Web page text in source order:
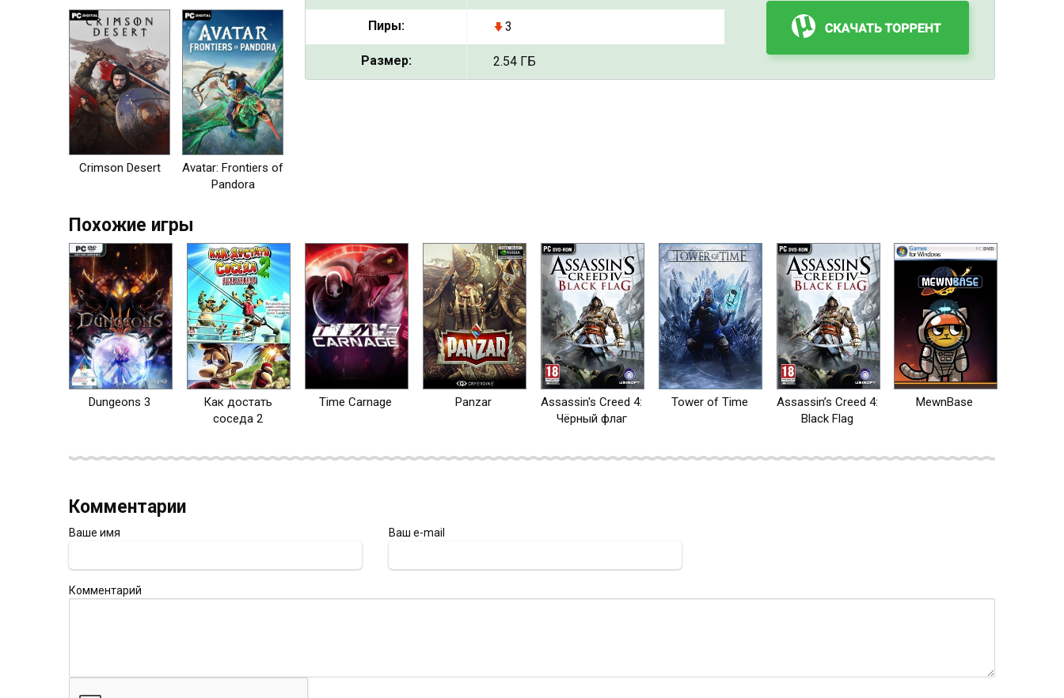
Crimson Desert
Avatar: Frontiers of
Pandora
Пиры: 3
Размер: 2.54 ГБ
Похожие игры
Dungeons 3
Как достать
соседа 2
Time Carnage Panzar
Assassin's Creed 4:
Чёрный флаг
Tower of Time
Assassin’s Creed 4:
Black Flag
MewnBase
Комментарии
Ваше имя Ваш e-mail
Комментарий